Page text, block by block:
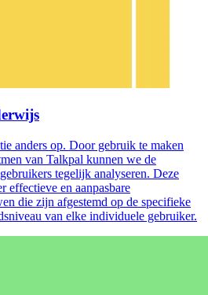
anders op. Door gebruik te maken
van Talkpal kunnen we de
tegelijk analyseren. Deze
effectieve en aanpasbare
die zijn afgestemd op de specifieke
van elke individuele gebruiker.